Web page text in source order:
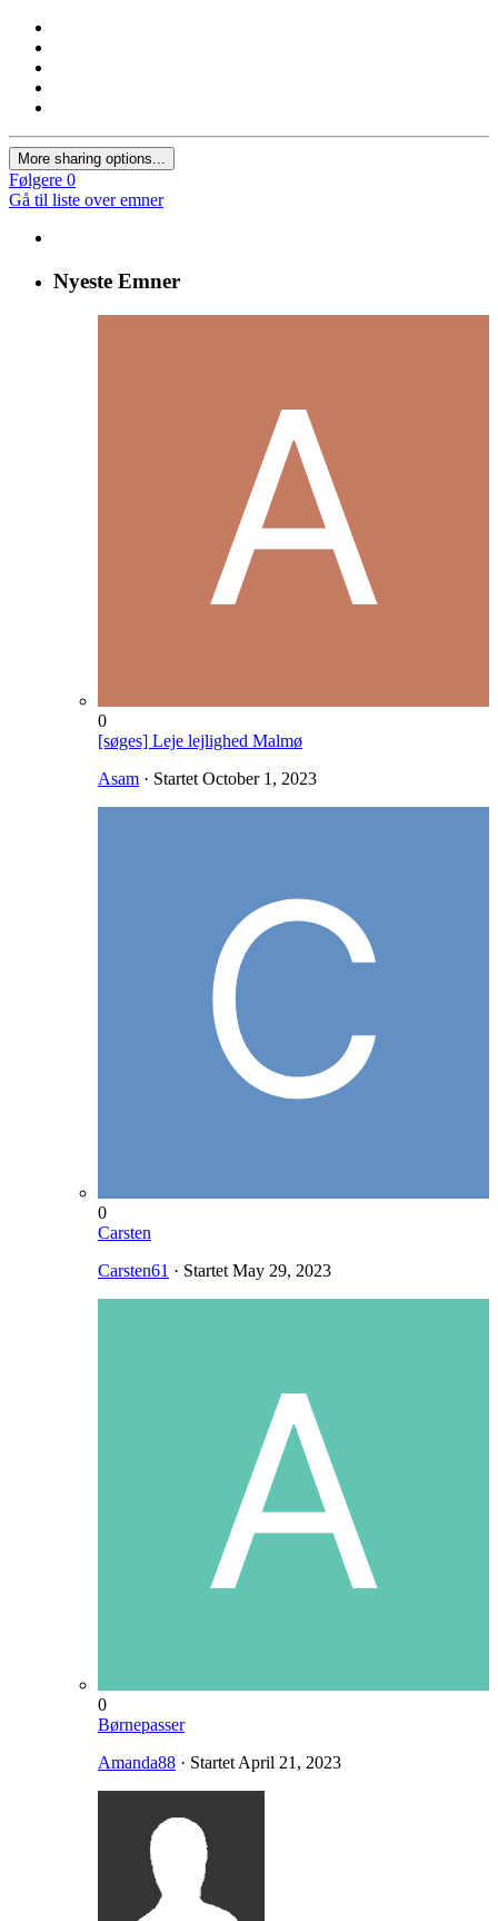
More sharing options...
Følgere 0
Gå til liste over emner
Nyeste Emner
0
[søges] Leje lejlighed Malmø
Asam · Startet October 1, 2023
0
Carsten
Carsten61 · Startet May 29, 2023
0
Børnepasser
Amanda88 · Startet April 21, 2023